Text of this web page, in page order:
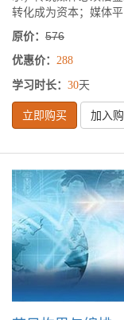
转化成为资本；媒体
原价： 576
优惠价： 288
学习时长： 30天
立即购买 加入